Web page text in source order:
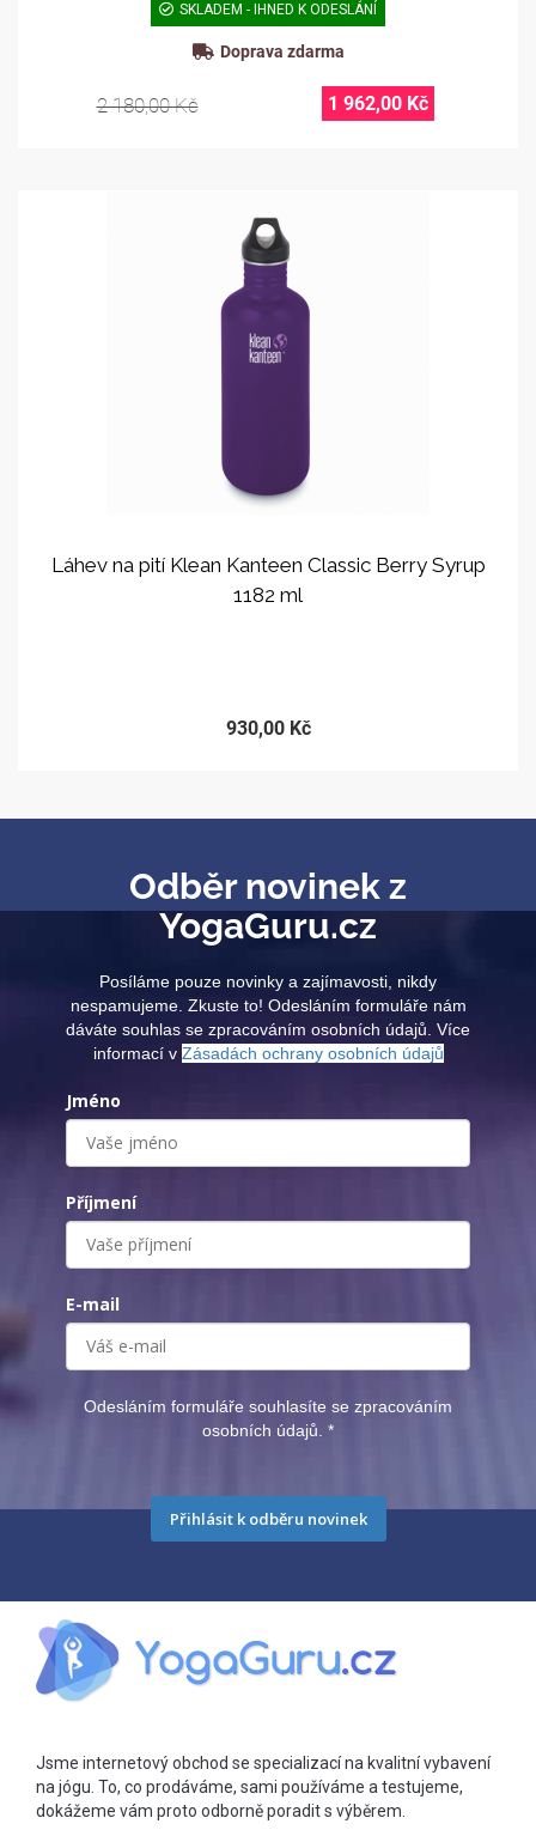
SKLADEM - IHNED K ODESLÁNÍ
Doprava zdarma
2 180,00 Kč 1 962,00 Kč
Láhev na pití Klean Kanteen Classic Berry Syrup
1182 ml
930,00 Kč
Odběr novinek z
YogaGuru.cz
Posíláme pouze novinky a zajímavosti, nikdy
nespamujeme. Zkuste to! Odesláním formuláře nám
dáváte souhlas se zpracováním osobních údajů. Více
informací v Zásadách ochrany osobních údajů
Jméno
Příjmení
E-mail
Odesláním formuláře souhlasíte se zpracováním
osobních údajů. *
Přihlásit k odběru novinek
Jsme internetový obchod se specializací na kvalitní vybavení
na jógu. To, co prodáváme, sami používáme a testujeme,
dokážeme vám proto odborně poradit s výběrem.